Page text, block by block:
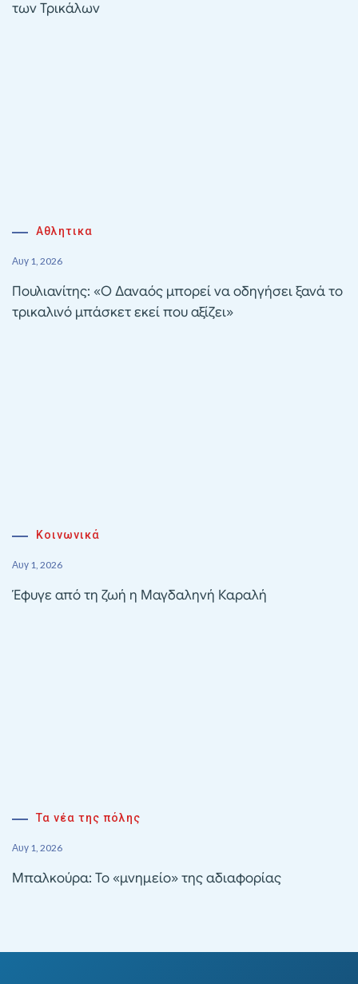
των Τρικάλων
Αθλητικα
Αυγ 1, 2026
Πουλιανίτης: «Ο Δαναός μπορεί να οδηγήσει ξανά το
τρικαλινό μπάσκετ εκεί που αξίζει»
Κοινωνικά
Αυγ 1, 2026
Έφυγε από τη ζωή η Μαγδαληνή Καραλή
Τα νέα της πόλης
Αυγ 1, 2026
Μπαλκούρα: Το «μνημείο» της αδιαφορίας